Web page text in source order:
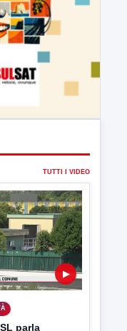
TUTTI I VIDEO
▶
parla
pesci e nessuna
nel...